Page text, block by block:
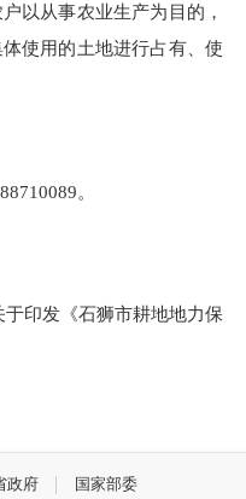
从事农业生产为目的，
使用的土地进行占有、使
。
印发《石狮市耕地地力保
政府 国家部委